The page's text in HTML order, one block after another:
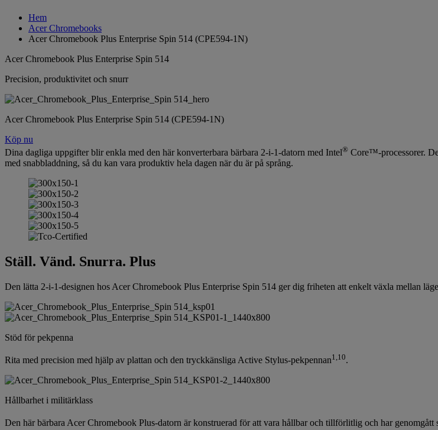
Hem
Acer Chromebooks
Acer Chromebook Plus Enterprise Spin 514 (CPE594-1N)
Acer Chromebook Plus Enterprise Spin 514
Precision, produktivitet och snurr
Acer Chromebook Plus Enterprise Spin 514 (CPE594-1N)
Köp nu
Dina dagliga uppgifter blir enkla med den här konverterbara bärbara 2-i-1-datorn med Intel® Core™-processorer.
med snabbladdning, så du kan vara produktiv hela dagen när du är på språng.
Ställ. Vänd. Snurra. Plus
Den lätta 2-i-1-designen hos Acer Chromebook Plus Enterprise Spin 514 ger dig friheten att enkelt växla mellan
Stöd för pekpenna
Rita med precision med hjälp av plattan och den tryckkänsliga Active Stylus-pekpennan1,10.
Hållbarhet i militärklass
Den här bärbara Acer Chromebook Plus-datorn är konstruerad för att vara hållbar och tillförlitlig och har